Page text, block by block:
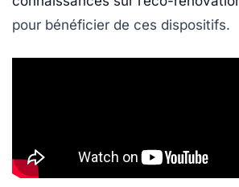
pour bénéficier de ces dispositifs.